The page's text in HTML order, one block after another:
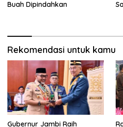
Buah Dipindahkan
Rekomendasi untuk kamu
Gubernur Jambi Raih